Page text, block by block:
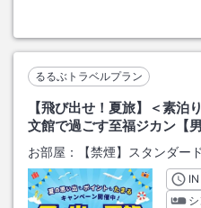
るるぶトラベルプラン
【飛び出せ！夏旅】＜素泊
文館で過ごす至福ジカン【
お部屋： 【禁煙】スタンダー